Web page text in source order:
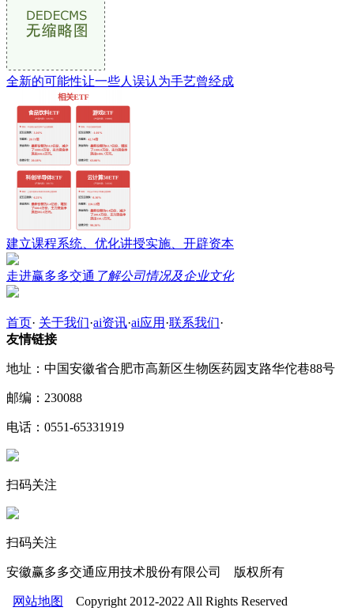
全新的可能性让一些人误认为手艺曾经成
建立课程系统、优化讲授实施、开辟资本
走进赢多多交通 了解公司情况及企业文化
首页· 关于我们·ai资讯·ai应用 ·联系我们·
友情链接
地址：中国安徽省合肥市高新区生物医药园支路华佗巷88号
邮编：230088
电话：0551-65331919
扫码关注
扫码关注
安徽赢多多交通应用技术股份有限公司 版权所有
网站地图 Copyright 2012-2022 All Rights Reserved